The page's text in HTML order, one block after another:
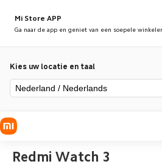
Mi Store APP
Ga naar de app en geniet van een soepele
Kies uw locatie en taal
Nederland / Nederlands
Redmi Watch 3